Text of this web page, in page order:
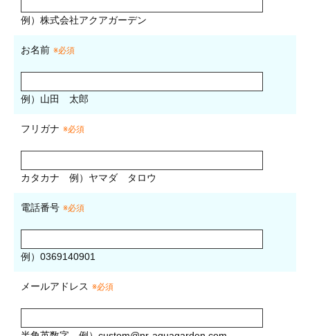
例）株式会社アクアガーデン
お名前 ※必須
例）山田 太郎
フリガナ ※必須
カタカナ 例）ヤマダ タロウ
電話番号 ※必須
例）0369140901
メールアドレス ※必須